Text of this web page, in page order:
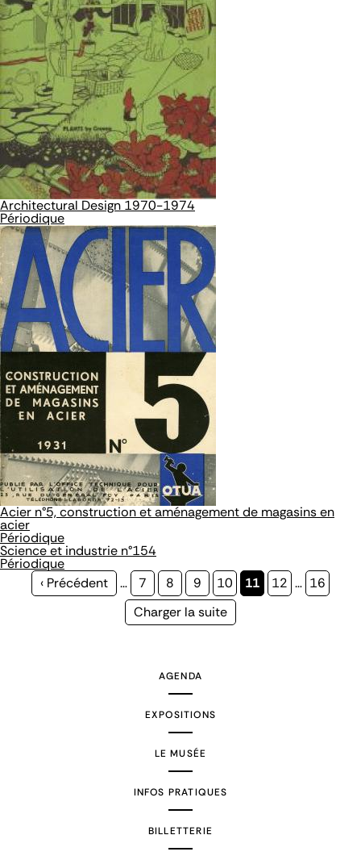
Architectural Design 1970-1974
Périodique
Acier n°5, construction et aménagement de magasins en
acier
Périodique
Science et industrie n°154
Périodique
Page
‹ Précédent … Page
7 Page
8 Page
9 Page
10
Page
11 Page
12 … Page
16
Page
Charger la suite
AGENDA
EXPOSITIONS
LE MUSÉE
INFOS PRATIQUES
BILLETTERIE